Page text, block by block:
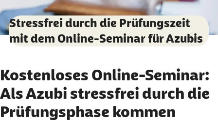
Stressfrei durch die Prüfungszeit
mit dem Online-Seminar für Azubis
Kostenloses Online-Seminar:
Als Azubi stressfrei durch die
Prüfungsphase kommen